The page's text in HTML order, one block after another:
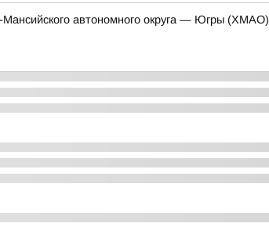
Мансийского автономного округа — Югры (ХМАО)